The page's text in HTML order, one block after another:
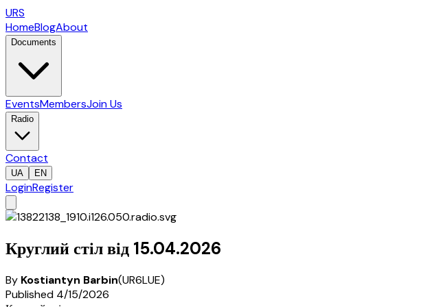
URS
HomeBlogAbout
Documents
EventsMembersJoin Us
Radio
Contact
UA EN
LoginRegister
Круглий стіл від 15.04.2026
By Kostiantyn Barbin(UR6LUE)
Published 4/15/2026